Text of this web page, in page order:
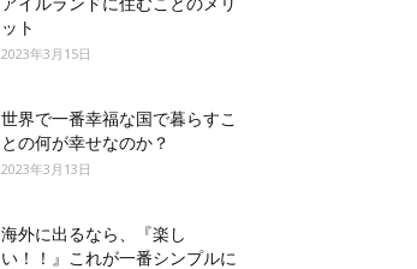
ット
2023年3月15日
世界で一番幸福な国で暮らすこ
との何が幸せなのか？
2023年3月13日
海外に出るなら、『楽し
い！！』これが一番シンプルに